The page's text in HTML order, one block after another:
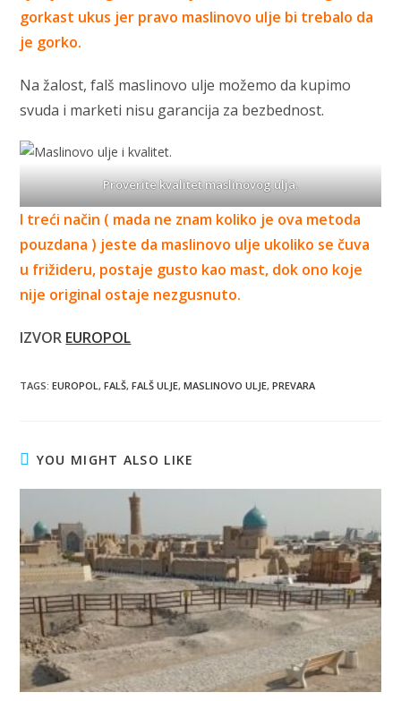
gorkast ukus jer pravo maslinovo ulje bi trebalo da
je gorko.
Na žalost, falš maslinovo ulje možemo da kupimo
svuda i marketi nisu garancija za bezbednost.
Proverite kvalitet maslinovog ulja.
I treći način ( mada ne znam koliko je ova metoda
pouzdana ) jeste da maslinovo ulje ukoliko se čuva
u frižideru, postaje gusto kao mast, dok ono koje
nije original ostaje nezgusnuto.
IZVOR EUROPOL
TAGS:EUROPOL , FALŠ, FALŠ ULJE, MASLINOVO ULJE, PREVARA
YOU MIGHT ALSO LIKE